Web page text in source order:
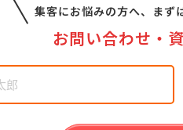
集客にお悩みの方へ、 まず
お問い合わせ・